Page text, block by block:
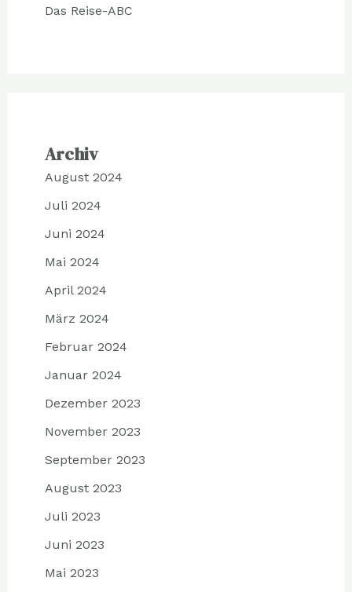
Das Reise-ABC
Archiv
August 2024
Juli 2024
Juni 2024
Mai 2024
April 2024
März 2024
Februar 2024
Januar 2024
Dezember 2023
November 2023
September 2023
August 2023
Juli 2023
Juni 2023
Mai 2023